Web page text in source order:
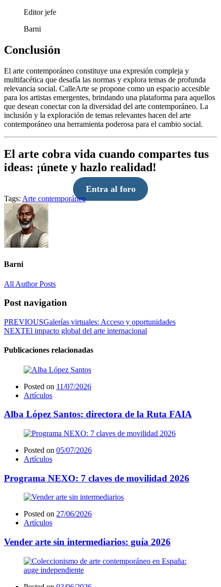
Editor jefe
Barni
Conclusión
El arte contemporáneo constituye una expresión compleja y
multifacética que desafía las normas y explora temas de profunda
relevancia social. CalleArte se propone como un espacio accesible
para los artistas emergentes, brindando una plataforma para aquellos
que desean conectar con la diversidad del arte contemporáneo. La
inclusión y la exploración de temas relevantes hacen del arte
contemporáneo una herramienta poderosa para el cambio social.
El arte cobra vida cuando compartes tus
ideas: ¡únete y hazlo realidad!
Entra al foro
Tags: Arte contemporáneo
Barni
All Author Posts
Post navigation
PREVIOUSGalerías virtuales: Acceso y oportunidades
NEXTEl impacto global del arte internacional
Publicaciones relacionadas
Posted on 11/07/2026
Artículos
Alba López Santos: directora de la Ruta FAIA
Posted on 05/07/2026
Artículos
Programa NEXO: 7 claves de movilidad 2026
Posted on 27/06/2026
Artículos
Vender arte sin intermediarios: guía 2026